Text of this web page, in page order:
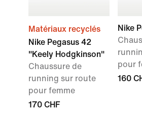
Matériaux recyclés
Nike Pegasus 42
"Keely Hodgkinson"
Chaussure de
running sur route
pour femme
170 CHF
Nike
pour
160